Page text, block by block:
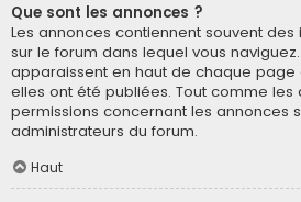
Que sont les annonces ?
Les annonces contiennent souvent
sur le forum dans lequel vous
apparaissent en haut de chaque page
elles ont été publiées. Tout comme les
permissions concernant les annonces
administrateurs du forum.
Haut